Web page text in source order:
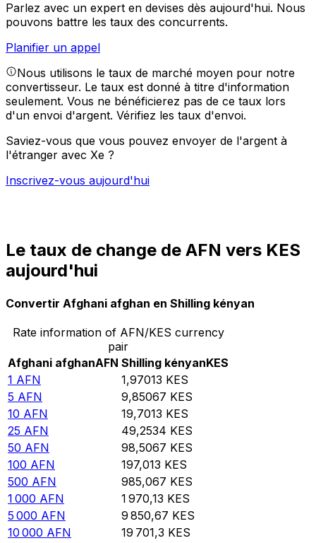
Parlez avec un expert en devises dès aujourd'hui. Nous
pouvons battre les taux des concurrents.
Planifier un appel
Nous utilisons le taux de marché moyen pour notre
convertisseur. Le taux est donné à titre d'information
seulement. Vous ne bénéficierez pas de ce taux lors
d'un envoi d'argent. Vérifiez les taux d'envoi.
Saviez-vous que vous pouvez envoyer de l'argent à
l'étranger avec Xe ?
Inscrivez-vous aujourd'hui
Le taux de change de AFN vers KES
aujourd'hui
Convertir Afghani afghan en Shilling kényan
Rate information of AFN/KES currency
pair
Afghani afghanAFN Shilling kényanKES
1 AFN 1,97013 KES
5 AFN 9,85067 KES
10 AFN 19,7013 KES
25 AFN 49,2534 KES
50 AFN 98,5067 KES
100 AFN 197,013 KES
500 AFN 985,067 KES
1 000 AFN 1 970,13 KES
5 000 AFN 9 850,67 KES
10 000 AFN 19 701,3 KES